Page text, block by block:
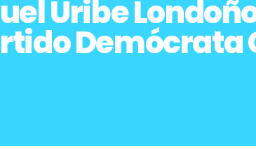
Uribe
Demócrata